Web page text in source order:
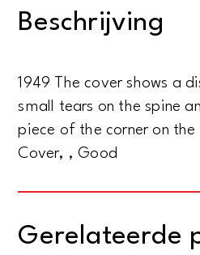
Beschrijving
1949 The cover shows a
small tears on the spine
piece of the corner on
Cover, , Good
Gerelateerde